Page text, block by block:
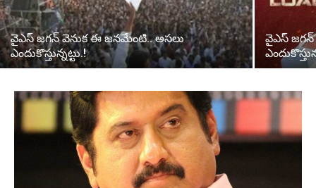
వైఎస్‌ జగన్‌ వెనుక ఈ జనమేంటి.. అసలు
ఎందుకొస్తున్నట్టు.!
వైఎస్‌